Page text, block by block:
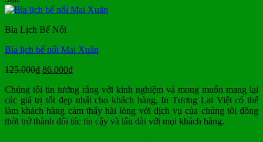
là:
tại
Bìa Lịch Bế Nổi
Bìa lịch bế nổi Mai Xuân
125.000₫ Giá
là:
125.000₫.
86.000₫Giá
tại
là:
86.000₫.
Chúng tôi tin tưởng rằng với kinh nghiệm và mong muốn mang lại
các giá trị tốt đẹp nhất cho khách hàng, In Tương Lai Việt có thể
làm khách hàng cảm thấy hài lòng với dịch vụ của chúng tôi đồng
thời trở thành đối tác tin cậy và lâu dài với mọi khách hàng.